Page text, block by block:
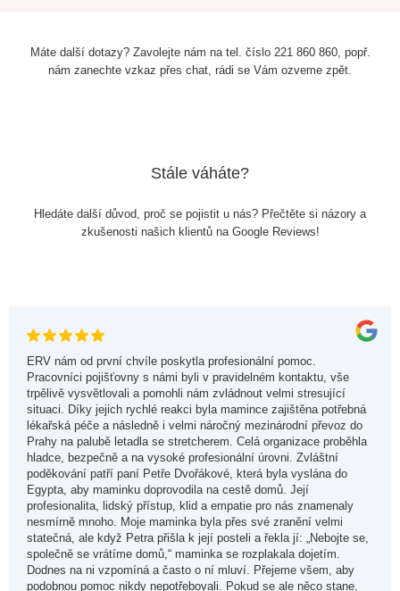
Máte další dotazy? Zavolejte nám na tel. číslo 221 860 860, popř.
nám zanechte vzkaz přes chat, rádi se Vám ozveme zpět.
Stále váháte?
Hledáte další důvod, proč se pojistit u nás? Přečtěte si názory a
zkušenosti našich klientů na Google Reviews!
ERV nám od první chvíle poskytla profesionální pomoc.
Pracovníci pojišťovny s námi byli v pravidelném kontaktu, vše
trpělivě vysvětlovali a pomohli nám zvládnout velmi stresující
situaci. Díky jejich rychlé reakci byla mamince zajištěna potřebná
lékařská péče a následně i velmi náročný mezinárodní převoz do
Prahy na palubě letadla se stretcherem. Celá organizace proběhla
hladce, bezpečně a na vysoké profesionální úrovni. Zvláštní
poděkování patří paní Petře Dvořákové, která byla vyslána do
Egypta, aby maminku doprovodila na cestě domů. Její
profesionalita, lidský přístup, klid a empatie pro nás znamenaly
nesmírně mnoho. Moje maminka byla přes své zranění velmi
statečná, ale když Petra přišla k její posteli a řekla jí: „Nebojte se,
společně se vrátíme domů,“ maminka se rozplakala dojetím.
Dodnes na ni vzpomíná a často o ní mluví. Přejeme všem, aby
podobnou pomoc nikdy nepotřebovali. Pokud se ale něco stane,